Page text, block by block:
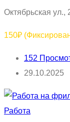
Октябрьская ул.,
150₽
152
29.10.2025
Работа